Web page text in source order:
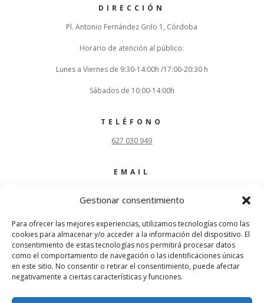
Gestionar consentimiento
Para ofrecer las mejores experiencias, utilizamos tecnologías como las
cookies para almacenar y/o acceder a la información del dispositivo. El
consentimiento de estas tecnologías nos permitirá procesar datos
como el comportamiento de navegación o las identificaciones únicas
en este sitio. No consentir o retirar el consentimiento, puede afectar
negativamente a ciertas características y funciones.
DIRECCIÓN
Pl. Antonio Fernández Grilo 1, Córdoba
Horario de atención al público:
Lunes a Viernes de 9:30-14:00h /17:00-20:30 h
Sábados de 10:00-14:00h
TELÉFONO
627 030 949
EMAIL
SÍGUENOS